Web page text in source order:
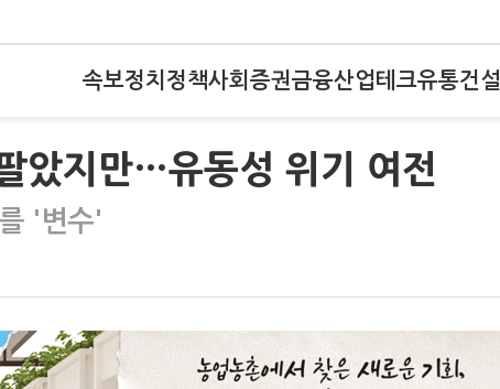
속보정치 정책사회 증권금융산업테크유통건설
았지만…유동성 위기 여전
'변수'